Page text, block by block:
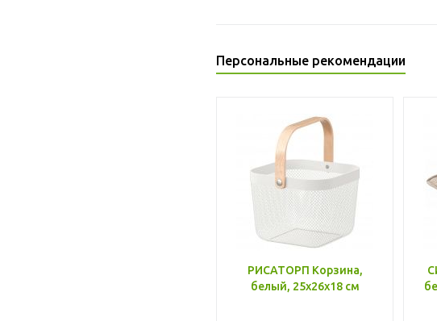
Персональные рекомендации
РИСАТОРП Корзина,
белый, 25x26x18 см